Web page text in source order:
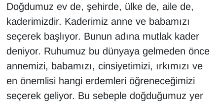
Doğdumuz ev de, şehirde, ülke de, aile de,
kaderimizdir. Kaderimiz anne ve babamızı
seçerek başlıyor. Bunun adına mutlak kader
deniyor. Ruhumuz bu dünyaya gelmeden önce
annemizi, babamızı, cinsiyetimizi, ırkımızı ve
en önemlisi hangi erdemleri öğreneceğimizi
seçerek geliyor. Bu sebeple doğduğumuz yer